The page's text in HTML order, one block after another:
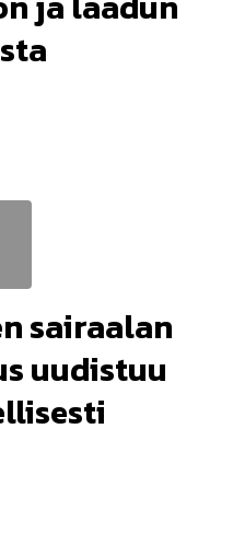
sairaalan
uudistuu